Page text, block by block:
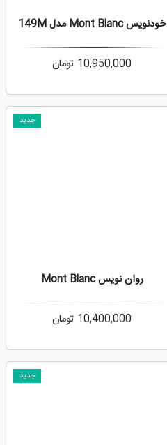
خودنویس Mont Blanc مدل 149M
10,950,000 تومان
جدید
روان نویس Mont Blanc
10,400,000 تومان
جدید